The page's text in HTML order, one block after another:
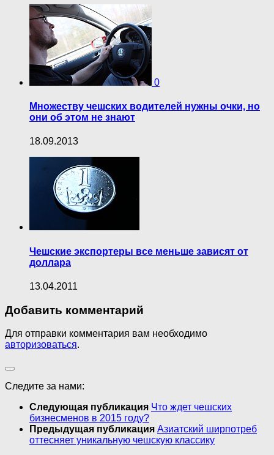
0
Множеству чешских водителей нужны очки, но
они об этом не знают
18.09.2013
Чешские экспортеры все меньше зависят от
доллара
13.04.2011
Добавить комментарий
Для отправки комментария вам необходимо
авторизоваться.
Следите за нами:
Следующая публикация Что ждет чешских
бизнесменов в 2015 году?
Предыдущая публикация Азиатский ширпотреб
оттесняет уникальную чешскую классику